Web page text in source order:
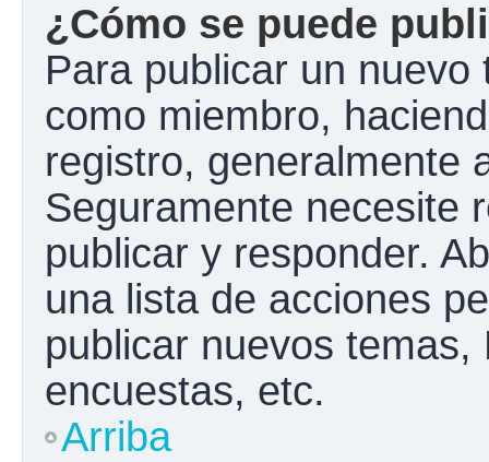
¿Cómo se puede
Para publicar un
como miembro,
registro, generalmente
Seguramente necesite
publicar y responder.
una lista de acciones
publicar nuevos
encuestas, etc.
Arriba